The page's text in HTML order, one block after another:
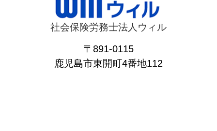
社会保険労務士法人ウィル
〒891-0115
鹿児島市東開町4番地112